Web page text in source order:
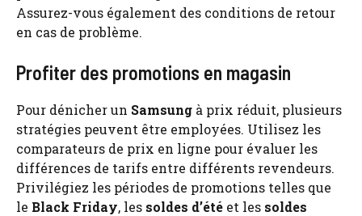
Assurez-vous également des conditions de retour
en cas de problème.
Profiter des promotions en magasin
Pour dénicher un Samsung à prix réduit, plusieurs
stratégies peuvent être employées. Utilisez les
comparateurs de prix en ligne pour évaluer les
différences de tarifs entre différents revendeurs.
Privilégiez les périodes de promotions telles que
le Black Friday, les soldes d’été et les soldes